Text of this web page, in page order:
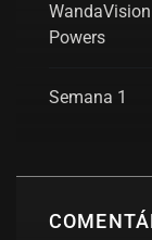
Powers
Semana 1